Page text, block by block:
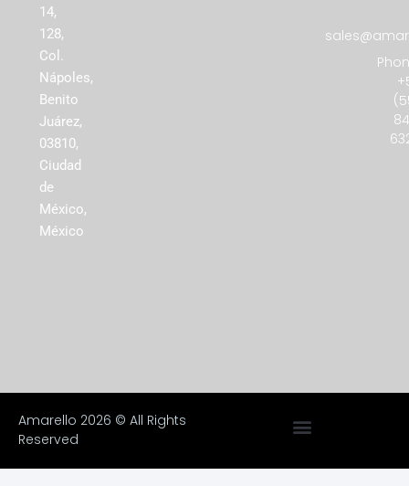
14,
128,
Col.
Nápoles,
Benito
Juárez,
03810,
Ciudad
de
México,
México
Amarello 2026 © All Rights
Reserved